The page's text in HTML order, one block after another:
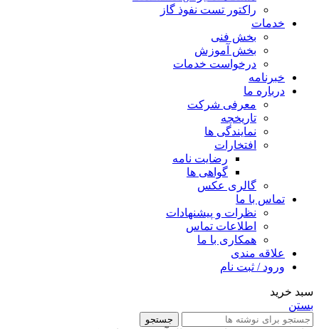
راکتور تست نفوذ گاز
خدمات
بخش فنی
بخش آموزش
درخواست خدمات
خبرنامه
درباره ما
معرفی شرکت
تاریخچه
نمایندگی ها
افتخارات
رضایت نامه
گواهی ها
گالری عکس
تماس با ما
نظرات و پیشنهادات
اطلاعات تماس
همکاری با ما
علاقه مندی
ورود / ثبت نام
سبد خرید
بستن
جستجو